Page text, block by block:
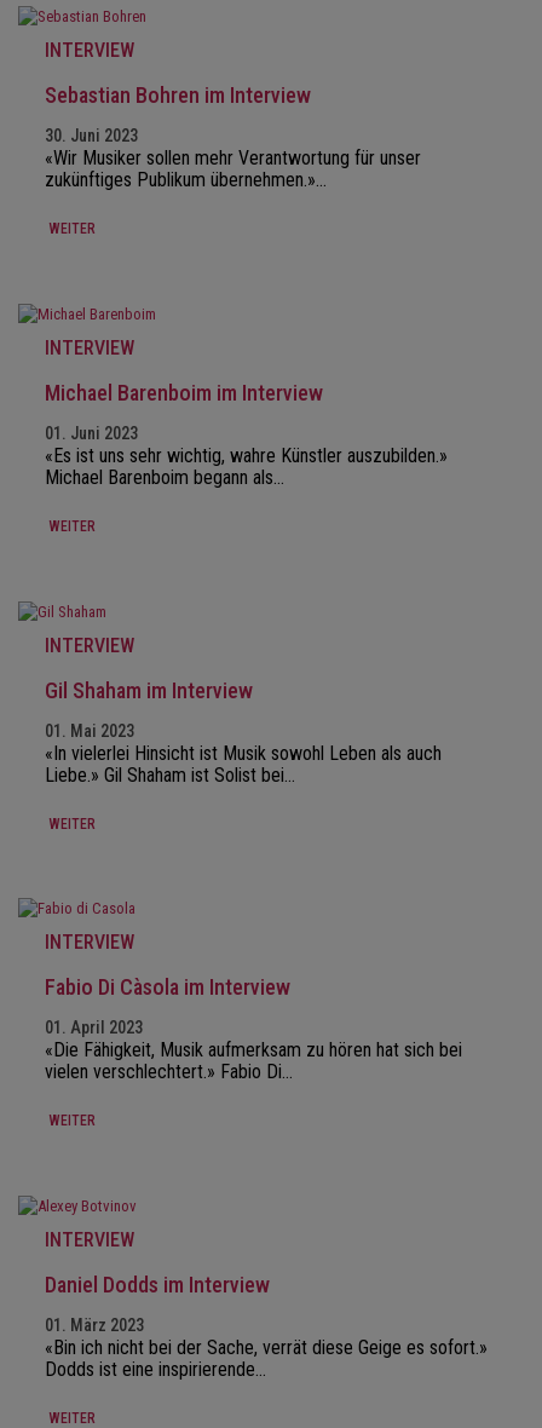
INTERVIEW
Sebastian Bohren im Interview
30. Juni 2023
«Wir Musiker sollen mehr Verantwortung für unser
zukünftiges Publikum übernehmen.»…
WEITER
INTERVIEW
Michael Barenboim im Interview
01. Juni 2023
«Es ist uns sehr wichtig, wahre Künstler auszubilden.»
Michael Barenboim begann als…
WEITER
INTERVIEW
Gil Shaham im Interview
01. Mai 2023
«In vielerlei Hinsicht ist Musik sowohl Leben als auch
Liebe.» Gil Shaham ist Solist bei…
WEITER
INTERVIEW
Fabio Di Càsola im Interview
01. April 2023
«Die Fähigkeit, Musik aufmerksam zu hören hat sich bei
vielen verschlechtert.» Fabio Di…
WEITER
INTERVIEW
Daniel Dodds im Interview
01. März 2023
«Bin ich nicht bei der Sache, verrät diese Geige es sofort.»
Dodds ist eine inspirierende…
WEITER